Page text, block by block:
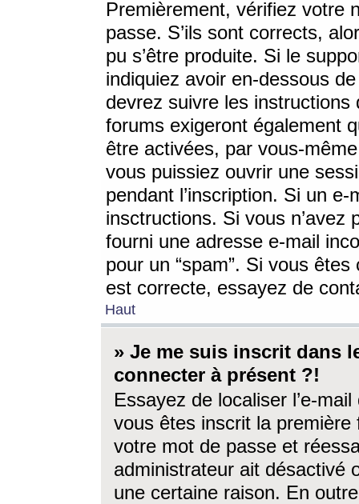
Premièrement, vérifiez votre
passe. S’ils sont corrects,
pu s’être produite. Si le
indiquiez avoir en-dessous
devrez suivre les
forums exigeront également
être activées, par vous-
vous puissiez ouvrir une
pendant l’inscription. Si un
insctructions. Si vous n’avez
fourni une adresse e-mail
pour un “spam”. Si vous
est correcte, essayez de
Haut
» Je me suis inscrit dans
connecter à présent ?!
Essayez de localiser l’e-
vous êtes inscrit la première
votre mot de passe et
administrateur ait désactivé
une certaine raison. En